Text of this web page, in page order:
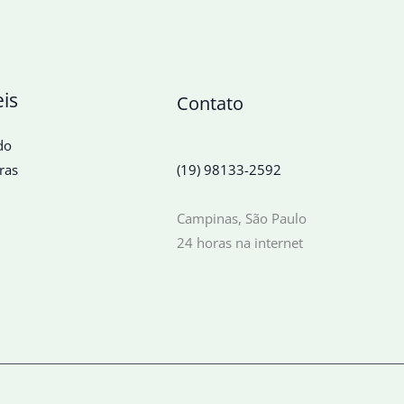
Contato
(19) 98133-2592
Campinas, São Paulo
24 horas na internet